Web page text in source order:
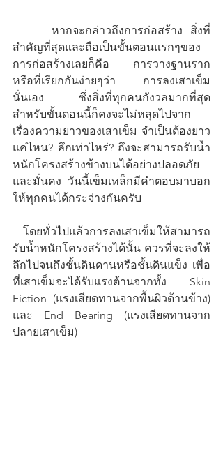
สำคัญที่สุดและถือเป็นขั้นตอนแรกๆของ
การก่อสร้างเลยก็คือ การวางฐานราก
หรือที่เรียกกันง่ายๆว่า การลงเสาเข็ม
นั่นเอง ซึ่งสิ่งที่ทุกคนกังวลมากที่สุด
สำหรับขั้นตอนนี้ก็คงจะไม่หลุดไปจาก
เรื่องความยาวของเสาเข็ม จำเป็นต้องยาว
แค่ไหน? ลึกเท่าไหร่? ถึงจะสามารถรับน้ำ
หนักโครงสร้างข้างบนได้อย่างปลอดภัย
และมั่นคง วันนี้เข็มเหล็กมีคำตอบมาบอก
ให้ทุกคนได้กระจ่างกันครับ
รับน้ำหนักโครงสร้างได้นั้น ควรที่จะลงให้
ลึกไปจนถึงชั้นดินดานหรือชั้นดินแข็ง เพื่อ
ที่เสาเข็มจะได้รับแรงต้านจากทั้ง Skin
Fiction (แรงเสียดทานจากพื้นผิวด้านข้าง)
และ End Bearing (แรงเสียดทานจาก
ปลายเสาเข็ม)